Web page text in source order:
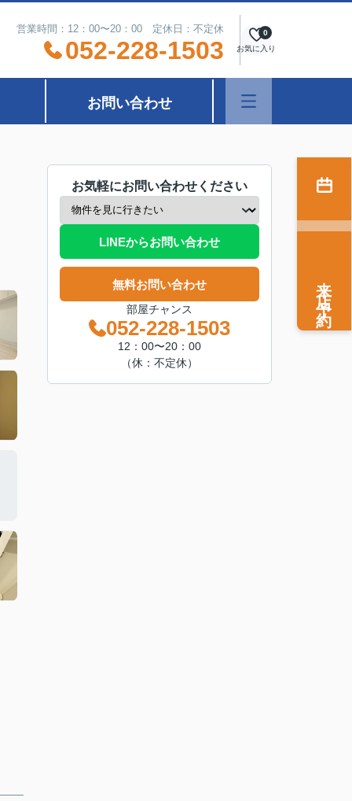
営業時間：12：00〜20：00 定休日：不定休
052-228-1503 お気に入り
0
お問い合わせ
お気軽にお問い合わせください
LINEからお問い合わせ
無料お問い合わせ
部屋チャンス
052-228-1503
12：00〜20：00
（休：不定休）
来店予約